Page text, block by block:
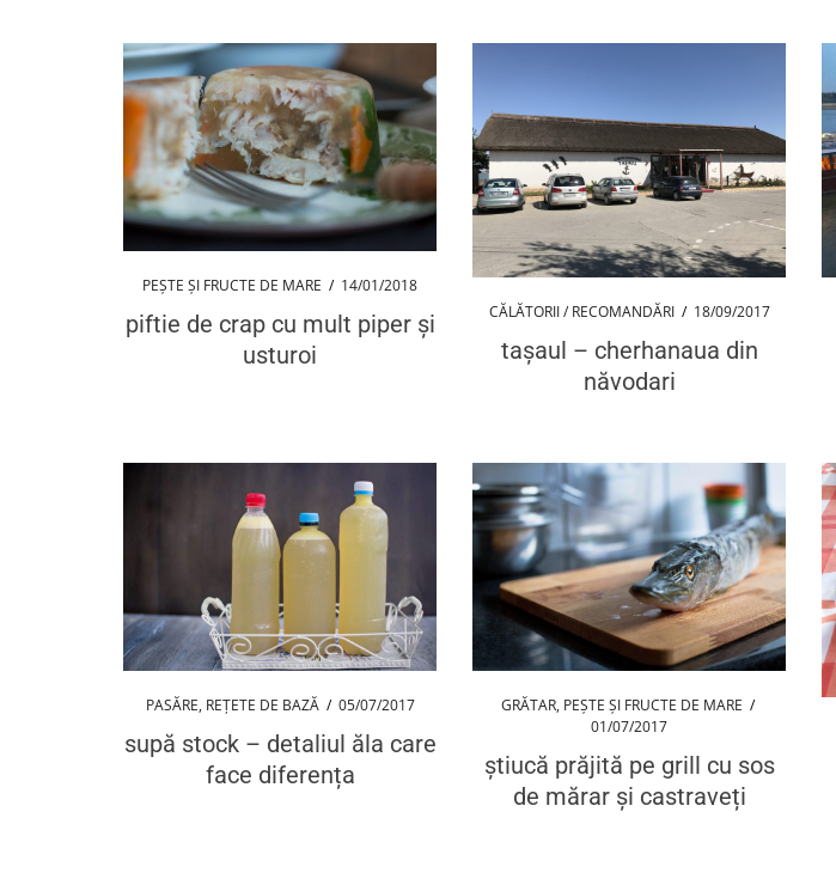
PEȘTE ȘI FRUCTE DE MARE / 14/01/2018
piftie de crap cu mult piper și
usturoi
CĂLĂTORII / RECOMANDĂRI / 18/09/2017
tașaul – cherhanaua din
năvodari
PASĂRE, REȚETE DE BAZĂ / 05/07/2017
supă stock – detaliul ăla care
face diferența
GRĂTAR, PEȘTE ȘI FRUCTE DE MARE /
01/07/2017
știucă prăjită pe grill cu sos
de mărar și castraveți